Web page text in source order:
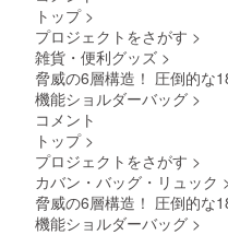
トップ >
プロジェクトをさがす >
雑貨・便利グッズ >
脅威の6層構造！ 圧倒的な
機能ショルダーバッグ >
コメント
トップ >
プロジェクトをさがす >
カバン・バッグ・リュック
脅威の6層構造！ 圧倒的な
機能ショルダーバッグ >